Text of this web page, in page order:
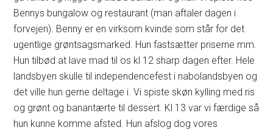
Bennys bungalow og restaurant (man aftaler dagen i
forvejen). Benny er en virksom kvinde som står for det
ugentlige grøntsagsmarked. Hun fastsætter priserne mm.
Hun tilbød at lave mad til os kl 12 sharp dagen efter. Hele
landsbyen skulle til independencefest i nabolandsbyen og
det ville hun gerne deltage i. Vi spiste skøn kylling med ris
og grønt og banantærte til dessert. Kl 13 var vi færdige så
hun kunne komme afsted. Hun afslog dog vores